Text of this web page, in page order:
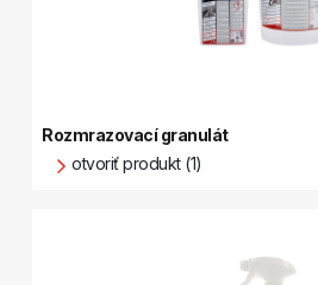
Rozmrazovací granulát
otvoriť produkt (1)